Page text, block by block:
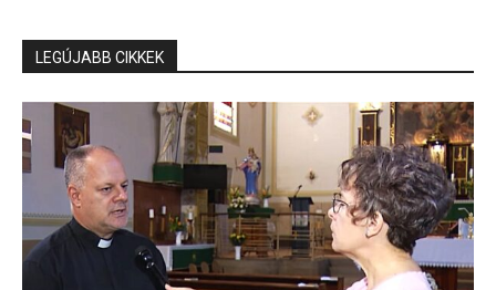
LEGÚJABB CIKKEK